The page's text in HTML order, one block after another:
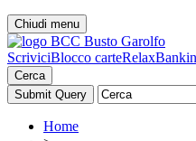
Chiudi menu
ScriviciBlocco carte
Cerca
Home